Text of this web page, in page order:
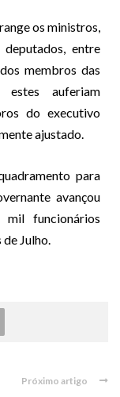
os ministros,
entre
membros das
estes auferiam
do executivo
ajustado.
para
avançou
funcionários
Julho.
Próximo artigo